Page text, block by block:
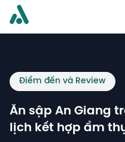
Điểm đến và Review
Ăn sập An Giang
lịch kết hợp ẩm